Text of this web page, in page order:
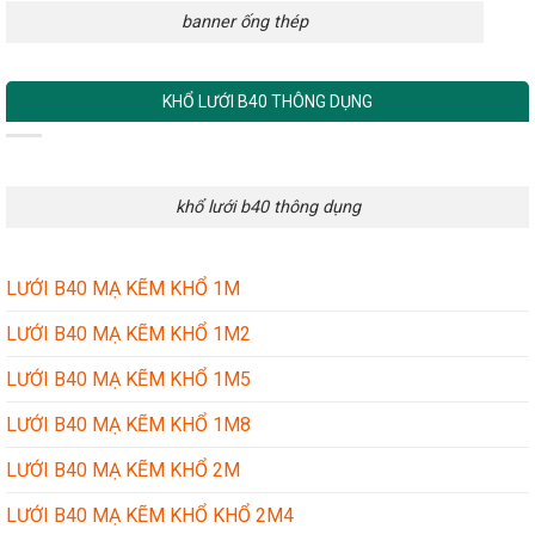
banner ống thép
KHỔ LƯỚI B40 THÔNG DỤNG
khổ lưới b40 thông dụng
LƯỚI B40 MẠ KẼM KHỔ 1M
LƯỚI B40 MẠ KẼM KHỔ 1M2
LƯỚI B40 MẠ KẼM KHỔ 1M5
LƯỚI B40 MẠ KẼM KHỔ 1M8
LƯỚI B40 MẠ KẼM KHỔ 2M
LƯỚI B40 MẠ KẼM KHỔ KHỔ 2M4